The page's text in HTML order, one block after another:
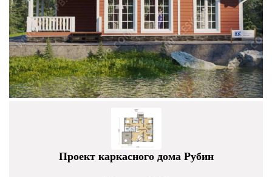
Проект каркасного дома Рубин